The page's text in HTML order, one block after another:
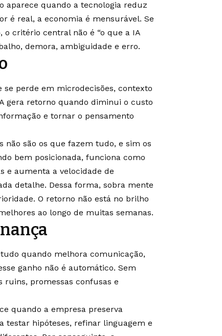
aparece quando a tecnologia reduz
é real, a economia é mensurável. Se
critério central não é “o que a IA
demora, ambiguidade e erro.
se perde em microdecisões, contexto
gera retorno quando diminui o custo
e tornar o pensamento
não são os que fazem tudo, e sim os
bem posicionada, funciona como
e aumenta a velocidade de
detalhe. Dessa forma, sobra mente
O retorno não está no brilho
ao longo de muitas semanas.
quando melhora comunicação,
ganho não é automático. Sem
ruins, promessas confusas e
quando a empresa preserva
testar hipóteses, refinar linguagem e